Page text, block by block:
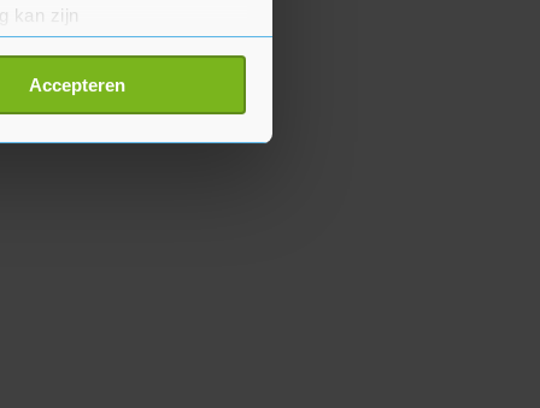
kan zijn
detailgedeelte
cookiepagina kun je
Accepteren